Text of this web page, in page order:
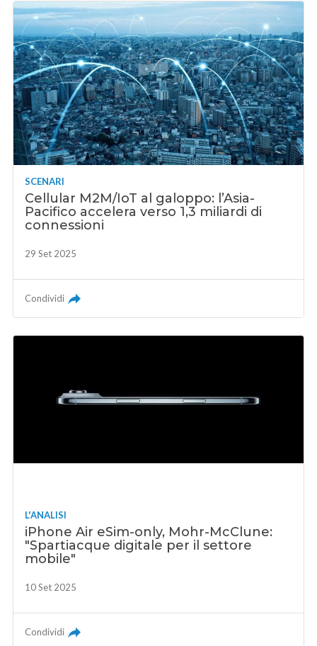
SCENARI
Cellular M2M/IoT al galoppo: l’Asia-
Pacifico accelera verso 1,3 miliardi di
connessioni
29 Set 2025
Condividi
L'ANALISI
iPhone Air eSim-only, Mohr-McClune:
"Spartiacque digitale per il settore
mobile"
10 Set 2025
Condividi